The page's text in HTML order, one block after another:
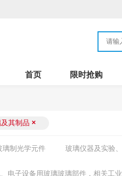
首页 限时抢购
其制品 ×
璃制光学元件 玻璃仪器及实验
电子设备用玻璃玻璃部件，相关工